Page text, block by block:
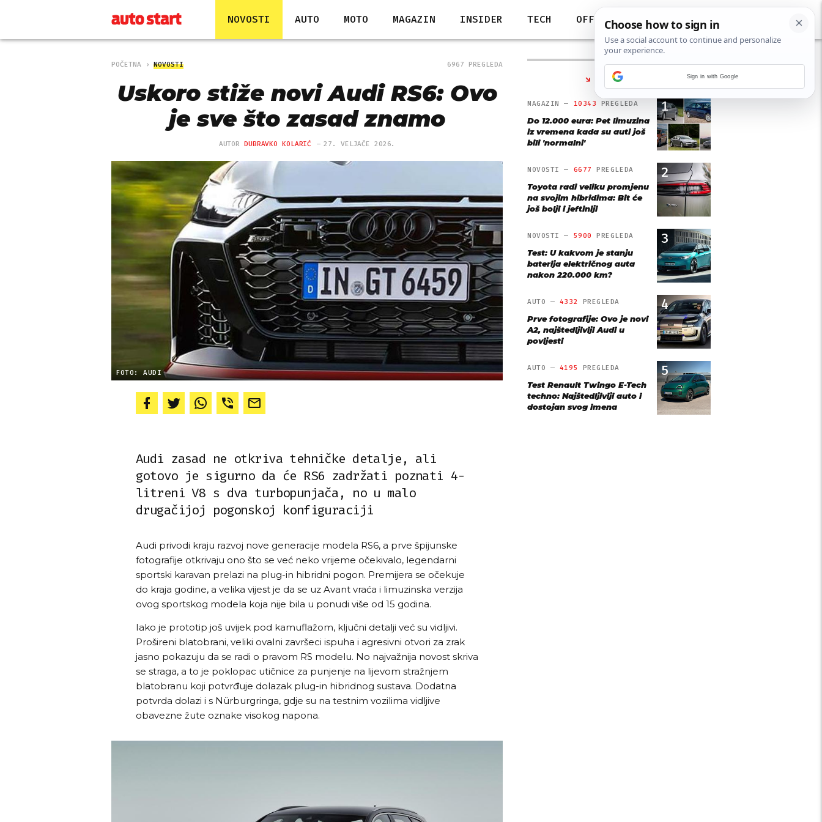
NOVOSTI AUTO MOTO MAGAZIN INSIDER TECH OFF
POČETNA NOVOSTI 6967 PREGLEDA
Uskoro stiže novi Audi RS6: Ovo
je sve što zasad znamo
AUTOR DUBRAVKO KOLARIĆ 27. VELJAČE 2026.
FOTO: AUDI
Audi zasad ne otkriva tehničke detalje, ali
gotovo je sigurno da će RS6 zadržati poznati 4-
litreni V8 s dva turbopunjača, no u malo
drugačijoj pogonskoj konfiguraciji
Audi privodi kraju razvoj nove generacije modela RS6, a prve špijunske
fotografije otkrivaju ono što se već neko vrijeme očekivalo, legendarni
sportski karavan prelazi na plug-in hibridni pogon. Premijera se očekuje
do kraja godine, a velika vijest je da se uz Avant vraća i limuzinska verzija
ovog sportskog modela koja nije bila u ponudi više od 15 godina.
Iako je prototip još uvijek pod kamuflažom, ključni detalji već su vidljivi.
Prošireni blatobrani, veliki ovalni završeci ispuha i agresivni otvori za zrak
jasno pokazuju da se radi o pravom RS modelu. No najvažnija novost skriva
se straga, a to je poklopac utičnice za punjenje na lijevom stražnjem
blatobranu koji potvrđuje dolazak plug-in hibridnog sustava. Dodatna
potvrda dolazi i s Nürburgringa, gdje su na testnim vozilima vidljive
obavezne žute oznake visokog napona.
NAJČITANIJE
1
MAGAZIN — 10343 PREGLEDA
Do 12.000 eura: Pet limuzina
iz vremena kada su auti još
bili 'normalni'
2
NOVOSTI — 6677 PREGLEDA
Toyota radi veliku promjenu
na svojim hibridima: Bit će
još bolji i jeftiniji
3
NOVOSTI — 5900 PREGLEDA
Test: U kakvom je stanju
baterija električnog auta
nakon 220.000 km?
4
AUTO — 4332 PREGLEDA
Prve fotografije: Ovo je novi
A2, najštedljiviji Audi u
povijesti
5
AUTO — 4195 PREGLEDA
Test Renault Twingo E-Tech
techno: Najštedljiviji auto i
dostojan svog imena
Sign in with Google